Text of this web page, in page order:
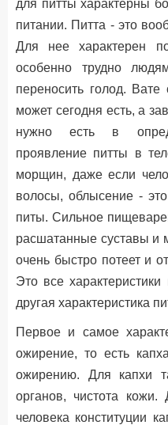
для питты характерны
питании. Питта - это
Для нее характерен
особенно трудно
переносить голод.
может сегодня есть, а
нужно есть в
проявление питты в
морщин, даже если
волосы, облысение -
питы. Сильное
расшатанные суставы и
очень быстро потеет и
Это все
другая характеристика
Первое и самое
ожирение, то есть
ожирению. Для капхи
органов, чистота кожи.
человека конституции